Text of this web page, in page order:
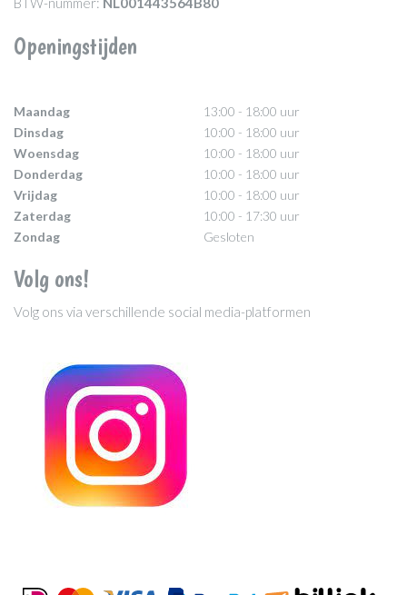
Openingstijden
Maandag
13:00 - 18:00 uur
Dinsdag
10:00 - 18:00 uur
Woensdag
10:00 - 18:00 uur
Donderdag
10:00 - 18:00 uur
Vrijdag
10:00 - 18:00 uur
Zaterdag
10:00 - 17:30 uur
Zondag
Gesloten
Volg ons!
Volg ons via verschillende social media-platformen